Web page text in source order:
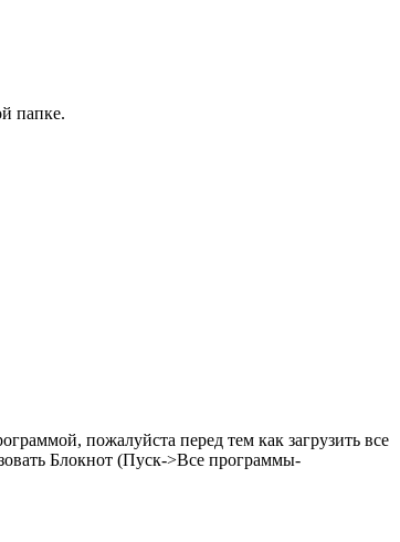
папке.
пожалуйста перед тем как загрузить все
Блокнот (Пуск->Все программы-